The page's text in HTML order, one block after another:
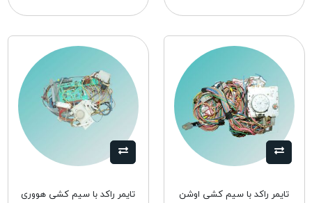
تایمر راکد با سیم کشی اوشن
تایمر راکد با سیم کشی هووری